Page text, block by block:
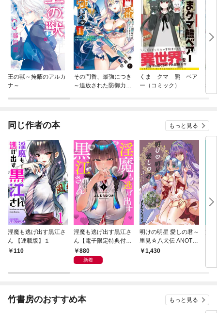
王の獣～掩蔽のアルカ
ナ～
その門番、最強につき
～追放された防御力99
くま クマ 熊 ベア
ー（コミック）
域
同じ作者の本 もっと見る
淫魔も逃げ出す黒江さ
ん 【連載版】１
110
淫魔も逃げ出す黒江さ
ん【電子限定特典付
き】 (1)
880
新着
明けの明星 愛しの君～
里見☆八犬伝 ANOTH
ER STORY～
1,430
文
竹書房のおすすめ本 もっと見る